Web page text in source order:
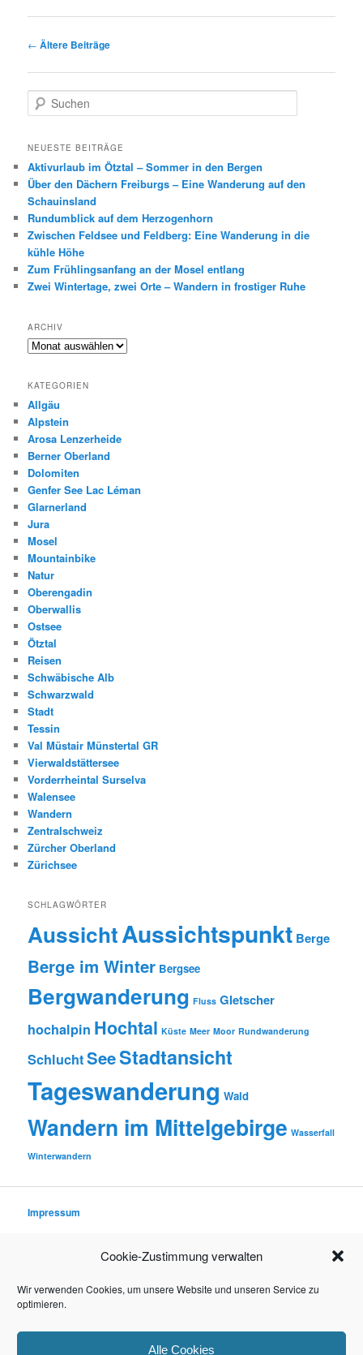
Cookie-Zustimmung verwalten
Wir verwenden Cookies, um unsere Website und unseren Service zu
optimieren.
Alle Cookies
Beitragsnavigation
← Ältere Beiträge
u
h
n
NEUESTE BEITRÄGE
Aktivurlaub im Ötztal – Sommer in den Bergen
Über den Dächern Freiburgs – Eine Wanderung auf den
Schauinsland
Rundumblick auf dem Herzogenhorn
Zwischen Feldsee und Feldberg: Eine Wanderung in die
kühle Höhe
Zum Frühlingsanfang an der Mosel entlang
Zwei Wintertage, zwei Orte – Wandern in frostiger Ruhe
ARCHIV
Archiv
KATEGORIEN
Allgäu
Alpstein
Arosa Lenzerheide
Berner Oberland
Dolomiten
Genfer See Lac Léman
Glarnerland
Jura
Mosel
Mountainbike
Natur
Oberengadin
Oberwallis
Ostsee
Ötztal
Reisen
Schwäbische Alb
Schwarzwald
Stadt
Tessin
Val Müstair Münstertal GR
Vierwaldstättersee
Vorderrheintal Surselva
Walensee
Wandern
Zentralschweiz
Zürcher Oberland
Zürichsee
SCHLAGWÖRTER
AussichtAussichtspunkt Berge
Berge im Winter Bergsee
Bergwanderung Fluss Gletscher
hochalpin Hochtal Küste Meer Moor Rundwanderung
SchluchtSeeStadtansicht
Tageswanderung Wald
Wandern im Mittelgebirge Wasserfall
Winterwandern
Impressum
Datenschutzerklärung
Rechtliche Hinweise (Disclaimer)